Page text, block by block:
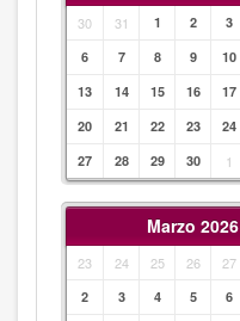
30 31 1 2 3
6
7 8 9 10
13
14 15 16 17
20
21 22 23 24
27
28 29 30 1
Marzo 2026
23 24 25 26 27
2
3 4 5 6